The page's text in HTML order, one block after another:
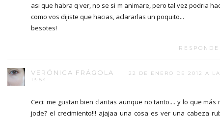
asi que habra q ver, no se si m animare, pero tal vez podria
como vos dijiste que hacias, aclararlas un poquito...
besotes!
VERÓNICA FRÁGOLA
22 DE ENERO DE 2012 A
13:54
Ceci: me gustan bien claritas aunque no tanto.... y lo que más
jode? el crecimiento!!! ajajaa una cosa es ver una cabeza